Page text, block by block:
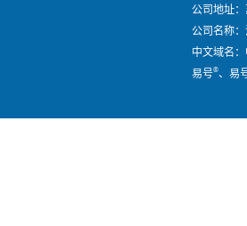
公司地址
公司名称
中文域名：
易号®、易